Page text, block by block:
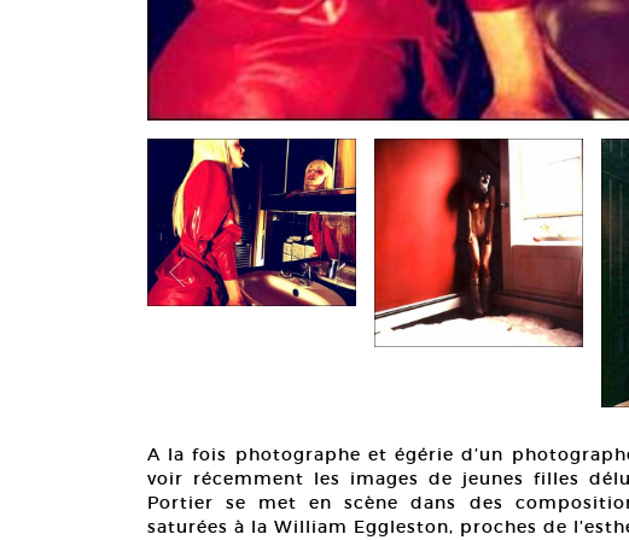
A la fois photographe et égérie d’un
voir récemment les images de jeunes filles
Portier se met en scène dans des
saturées à la William Eggleston, proches de